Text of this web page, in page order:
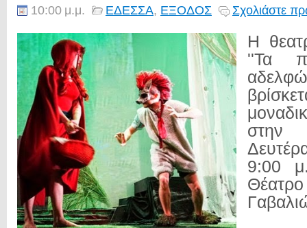
10:00 μ.μ. ΕΔΕΣΣΑ, ΕΞΟΔΟΣ Σχολιάστε
Η
''Τα
στην
9:00
Θέατρο